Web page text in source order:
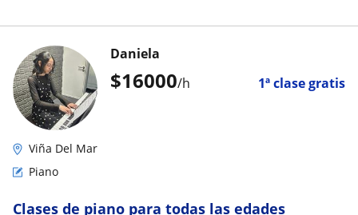
$16000/h 1ª clase gratis
Daniela
Viña Del Mar
Piano
Clases de piano para todas las edades